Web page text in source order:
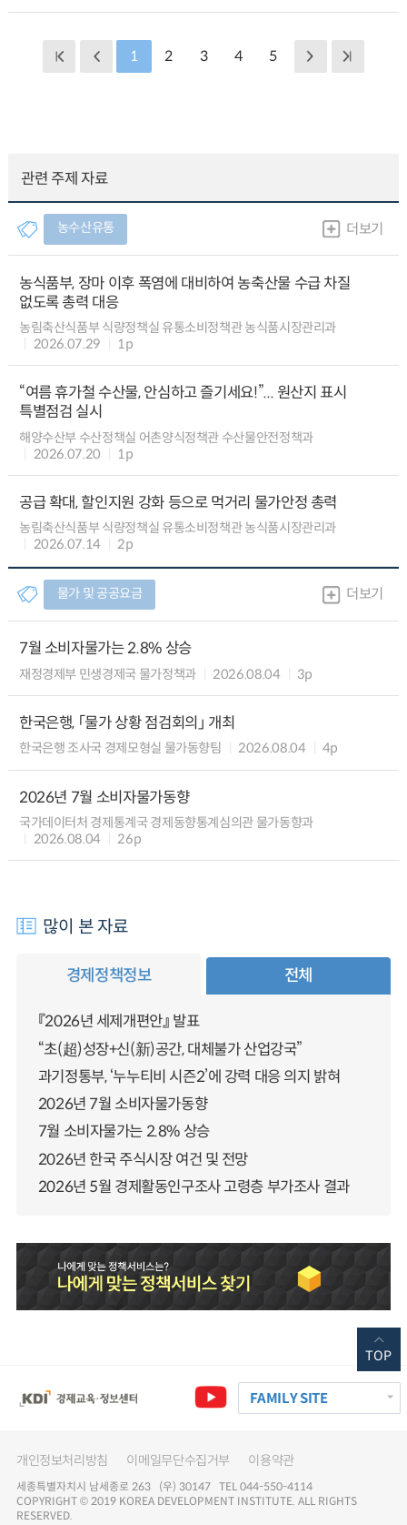
1 2 3 4 5
관련 주제 자료
농수산유통 더보기
농식품부, 장마 이후 폭염에 대비하여 농축산물 수급 차질
없도록 총력 대응
농림축산식품부 식량정책실 유통소비정책관 농식품시장관리과
2026.07.29
1p
“여름 휴가철 수산물, 안심하고 즐기세요!”... 원산지 표시
특별점검 실시
해양수산부 수산정책실 어촌양식정책관 수산물안전정책과
2026.07.20
1p
공급 확대, 할인지원 강화 등으로 먹거리 물가안정 총력
농림축산식품부 식량정책실 유통소비정책관 농식품시장관리과
2026.07.14
2p
물가 및 공공요금 더보기
7월 소비자물가는 2.8% 상승
재정경제부 민생경제국 물가정책과 2026.08.04 3p
한국은행, 「물가 상황 점검회의」 개최
한국은행 조사국 경제모형실 물가동향팀 2026.08.04 4p
2026년 7월 소비자물가동향
국가데이터처 경제통계국 경제동향통계심의관 물가동향과
2026.08.04
26p
많이 본 자료
경제정책정보 전체
『2026년 세제개편안』 발표
“초(超)성장+신(新)공간, 대체불가 산업강국”
과기정통부, ‘누누티비 시즌2’에 강력 대응 의지 밝혀
2026년 7월 소비자물가동향
7월 소비자물가는 2.8% 상승
2026년 한국 주식시장 여건 및 전망
2026년 5월 경제활동인구조사 고령층 부가조사 결과
FAMILY SITE
개인정보처리방침 이메일무단수집거부 이용약관
세종특별자치시 남세종로 263 (우) 30147 TEL 044-550-4114
COPYRIGHT © 2019 KOREA DEVELOPMENT INSTITUTE. ALL RIGHTS
RESERVED.
TOP